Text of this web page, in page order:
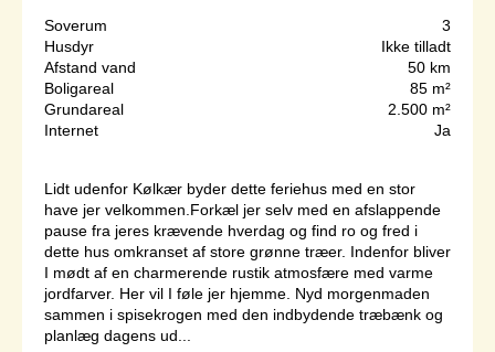
Soverum
3
Husdyr
Ikke tilladt
Afstand vand
50 km
Boligareal
85 m²
Grundareal
2.500 m²
Internet
Ja
Lidt udenfor Kølkær byder dette feriehus med en stor
have jer velkommen.Forkæl jer selv med en afslappende
pause fra jeres krævende hverdag og find ro og fred i
dette hus omkranset af store grønne træer. Indenfor bliver
I mødt af en charmerende rustik atmosfære med varme
jordfarver. Her vil I føle jer hjemme. Nyd morgenmaden
sammen i spisekrogen med den indbydende træbænk og
planlæg dagens ud...